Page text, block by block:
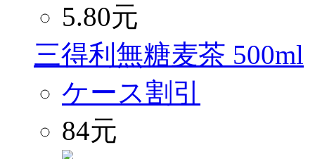
5.80元
三得利無糖麦茶 500ml
ケース割引
84元